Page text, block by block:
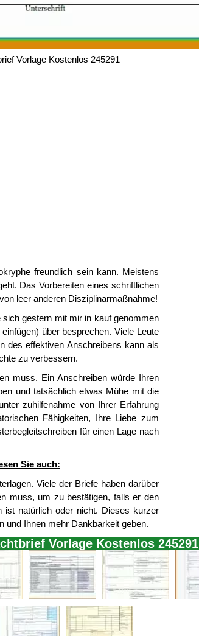
Vorlage Kostenlos 245291
freundlich sein kann. Meistens
Das Vorbereiten eines schriftlichen
leer anderen Disziplinarmaßnahme!
gestern mit mir in kauf genommen
über besprechen. Viele Leute
des effektiven Anschreibens kann als
zu verbessern.
muss. Ein Anschreiben würde Ihren
und tatsächlich etwas Mühe mit die
zuhilfenahme von Ihrer Erfahrung
Fähigkeiten, Ihre Liebe zum
für einen Lage nach
Sie auch:
Viele der Briefe haben darüber
muss, um zu bestätigen, falls er den
ist natürlich oder nicht. Dieses kurzer
und Ihnen mehr Dankbarkeit geben.
Vorlage Kostenlos 245291